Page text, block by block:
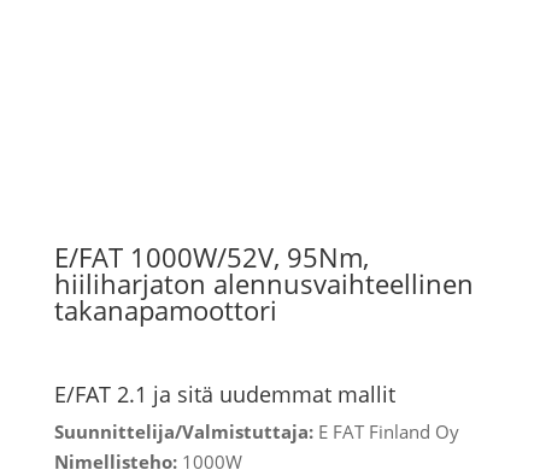
E/FAT 1000W/52V, 95Nm,
hiiliharjaton alennusvaihteellinen
takanapamoottori
E/FAT 2.1 ja sitä uudemmat mallit
Suunnittelija/Valmistuttaja:E FAT Finland Oy
Nimellisteho:1000W